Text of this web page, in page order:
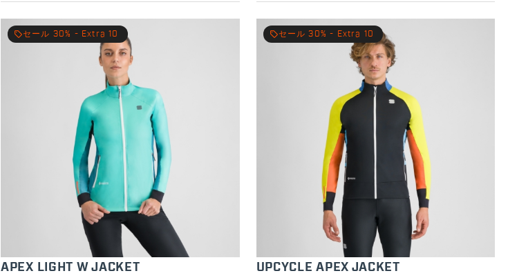
local_offerセール 30% - Extra 10
APEX LIGHT W JACKET
local_offerセール 30% - Extra 10
UPCYCLE APEX JACKET